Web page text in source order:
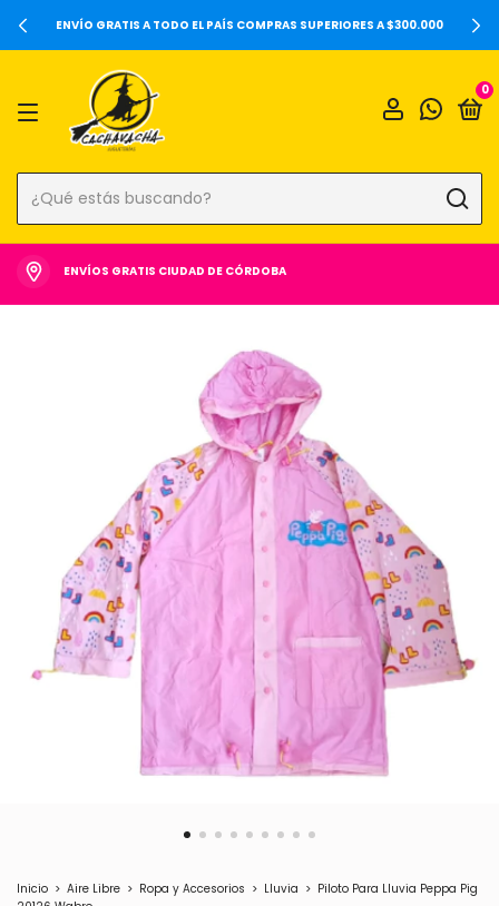
20%OFF SOBRE PRECIOS DE LOCALES Y 6 CUOTAS SIN
0
ENVÍOS GRATIS CIUDAD DE CÓRDOBA
Inicio > Aire Libre > Ropa y Accesorios > Lluvia > Piloto Para Lluvia Peppa Pig